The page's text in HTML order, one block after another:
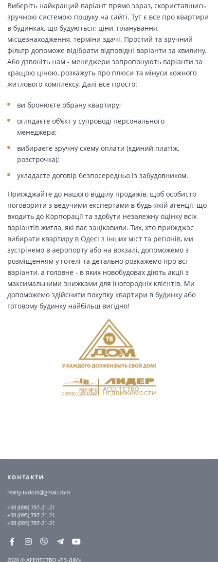
Виберіть найкращий варіант прямо зараз, скориставшись
зручною системою пошуку на сайті. Тут є все про квартири
в будинках, що будуються: ціни, планування,
місцезнаходження, терміни здачі. Простий та зручний
фільтр допоможе відібрати відповідні варіанти за хвилину.
Або дзвоніть нам - менеджери запропонують варіанти за
кращою ціною, розкажуть про плюси та мінуси кожного
житлового комплексу. Далі все просто:
ви бронюєте обрану квартиру;
оглядаєте об'єкт у супроводі персонального
менеджера;
вибираєте зручну схему оплати (єдиний платіж,
розстрочка);
укладаєте договір безпосередньо із забудовником.
Приїжджайте до нашого відділу продажів, щоб особисто
поговорити з ведучими експертами в будь-якій агенції, що
входить до Корпорації та здобути незалежну оцінку всіх
варіантів житла, які вас зацікавили. Тих, хто приїжджає
вибирати квартиру в Одесі з інших міст та регіонів, ми
зустрінемо в аеропорту або на вокзалі, допоможемо з
розміщенням у готелі та детально розкажемо про всі
варіанти, а головне - в яких новобудовах діють акції з
максимальними знижками для іногородніх клієнтів. Ми
допоможемо здійснити покупку квартири в будинку або
готовому будинку найбільш вигідно!
КОНТАКТИ
realty.tvdom@gmail.com
+38 (098) 797-21-21
+38 (095) 797-21-21
+38 (093) 797-21-21
2026 © АГЕНТСТВО «ТВ-ДІМ»